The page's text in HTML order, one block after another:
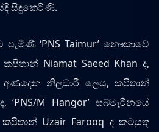
සිදුකෙරිණි.
‘PNS Taimur’ නෞකාවේ
Niamat Saeed Khan ද,
අණදෙන නිලධාරී ලෙස, කපිතාන්
‘PNS/M Hangor’ සබ්මැරීනයේ
Uzair Farooq ද කටයුතු